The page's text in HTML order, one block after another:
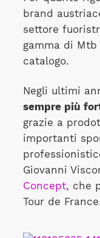
brand
settore
gamma di
catalogo.
Negli ultimi
sempre più
grazie a
importanti
Giovanni
Concept, che
Tour de